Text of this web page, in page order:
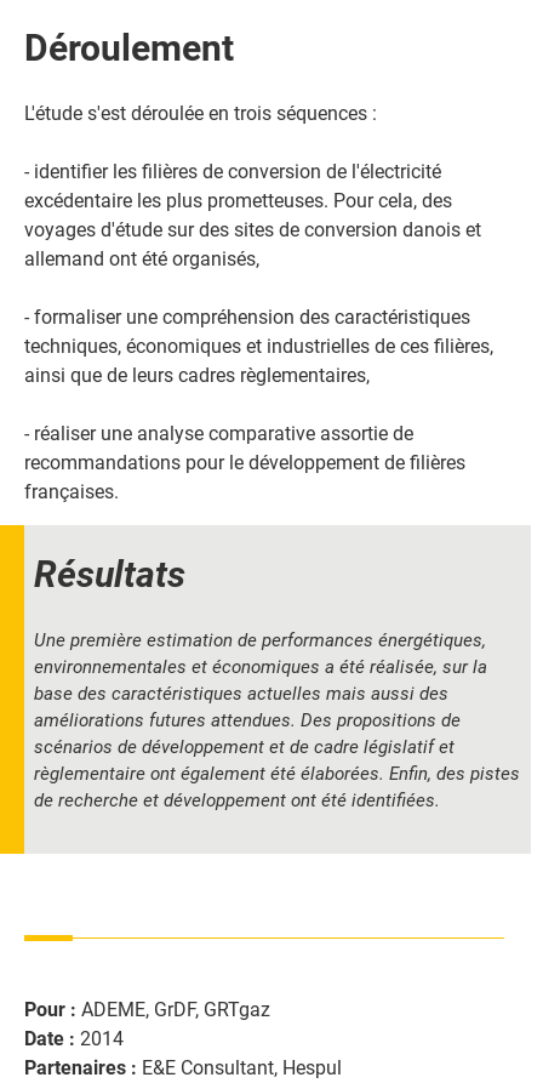
Déroulement
L'étude s'est déroulée en trois séquences :
- identifier les filières de conversion de l'électricité
excédentaire les plus prometteuses. Pour cela, des
voyages d'étude sur des sites de conversion danois et
allemand ont été organisés,
- formaliser une compréhension des caractéristiques
techniques, économiques et industrielles de ces filières,
ainsi que de leurs cadres règlementaires,
- réaliser une analyse comparative assortie de
recommandations pour le développement de filières
françaises.
Résultats
Une première estimation de performances énergétiques,
environnementales et économiques a été réalisée, sur la
base des caractéristiques actuelles mais aussi des
améliorations futures attendues. Des propositions de
scénarios de développement et de cadre législatif et
règlementaire ont également été élaborées. Enfin, des pistes
de recherche et développement ont été identifiées.
Pour : ADEME, GrDF, GRTgaz
Date : 2014
Partenaires : E&E Consultant, Hespul